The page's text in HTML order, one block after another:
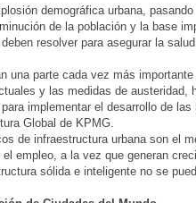
demográfica urbana,
de la población y la base
resolver para asegurar la
una parte cada vez más
y las medidas de austeridad,
implementar el desarrollo de
Global de KPMG.
de infraestructura urbana son el
empleo, a la vez que generan
sólida e inteligente no se